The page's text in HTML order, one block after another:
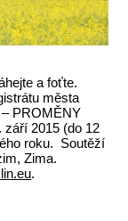
a foťte.
města
PROMĚNY
září 2015 (do 12
roku. Soutěží
Zima.
.